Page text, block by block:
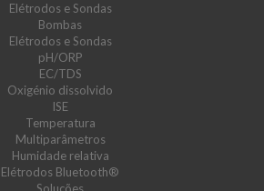
Elétrodos e Sondas
Bombas
Elétrodos e Sondas
pH/ORP
EC/TDS
Oxigénio dissolvido
ISE
Temperatura
Multiparâmetros
Humidade relativa
Elétrodos Bluetooth®